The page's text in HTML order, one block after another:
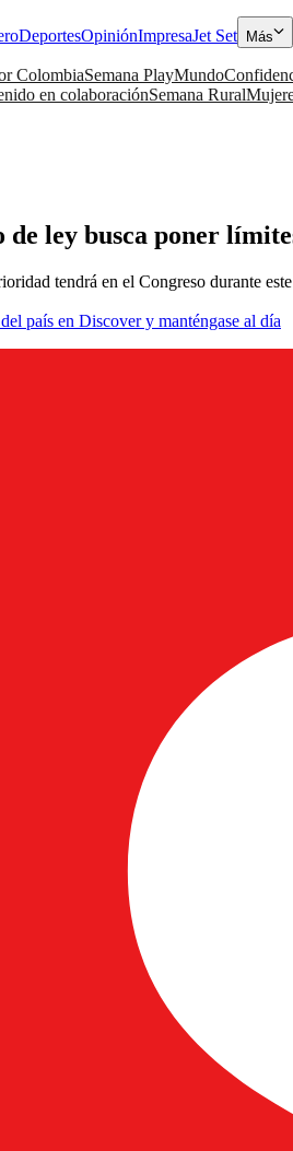
DeportesOpiniónImpresaJet Set Más
ColombiaSemana PlayMundo
en colaboraciónSemana Rural
ley busca poner
tendrá en el Congreso durante
país en Discover y manténgase al día